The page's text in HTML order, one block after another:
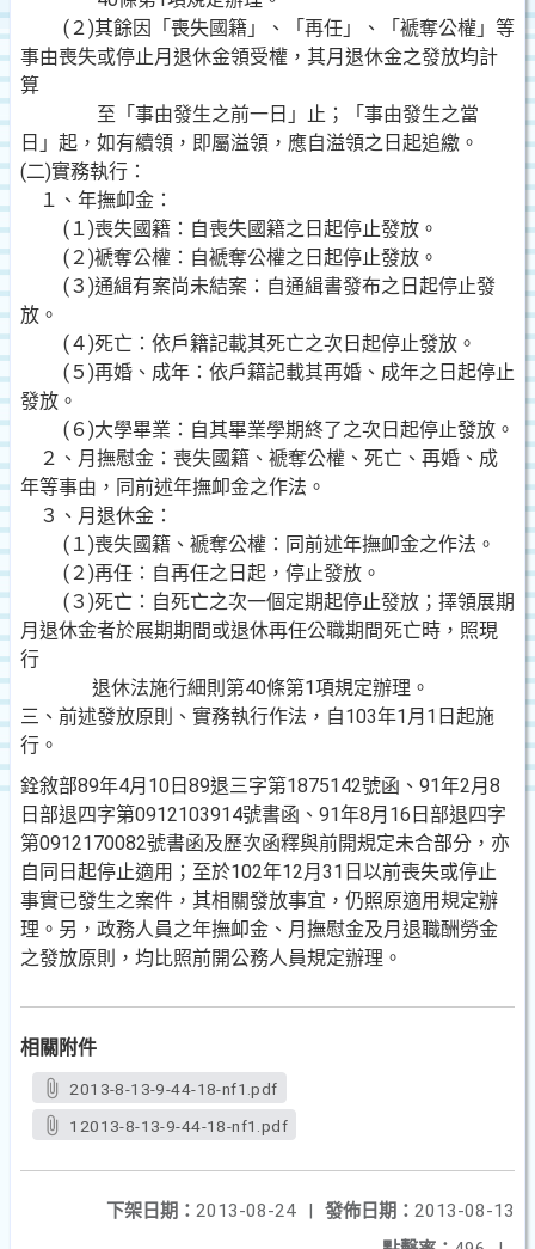
(２)其餘因「喪失國籍」、「再任」、「褫奪公權」等
事由喪失或停止月退休金領受權，其月退休金之發放均計
算
至「事由發生之前一日」止；「事由發生之當
日」起，如有續領，即屬溢領，應自溢領之日起追繳。
(二)實務執行：
１、年撫卹金：
(１)喪失國籍：自喪失國籍之日起停止發放。
(２)褫奪公權：自褫奪公權之日起停止發放。
(３)通緝有案尚未結案：自通緝書發布之日起停止發
放。
(４)死亡：依戶籍記載其死亡之次日起停止發放。
(５)再婚、成年：依戶籍記載其再婚、成年之日起停止
發放。
(６)大學畢業：自其畢業學期終了之次日起停止發放。
２、月撫慰金：喪失國籍、褫奪公權、死亡、再婚、成
年等事由，同前述年撫卹金之作法。
３、月退休金：
(１)喪失國籍、褫奪公權：同前述年撫卹金之作法。
(２)再任：自再任之日起，停止發放。
(３)死亡：自死亡之次一個定期起停止發放；擇領展期
月退休金者於展期期間或退休再任公職期間死亡時，照現
行
退休法施行細則第40條第1項規定辦理。
三、前述發放原則、實務執行作法，自103年1月1日起施
行。
銓敘部89年4月10日89退三字第1875142號函、91年2月8
日部退四字第0912103914號書函、91年8月16日部退四字
第0912170082號書函及歷次函釋與前開規定未合部分，亦
自同日起停止適用；至於102年12月31日以前喪失或停止
事實已發生之案件，其相關發放事宜，仍照原適用規定辦
理。另，政務人員之年撫卹金、月撫慰金及月退職酬勞金
之發放原則，均比照前開公務人員規定辦理。
相關附件
2013-8-13-9-44-18-nf1.pdf
12013-8-13-9-44-18-nf1.pdf
發佈日期： 2013-08-13
下架日期： 2013-08-24
|